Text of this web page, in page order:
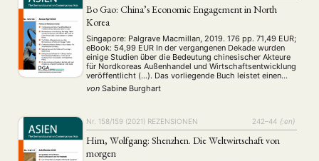
Bo Gao: China’s Economic Engagement in North
Korea
Singapore: Palgrave Macmillan, 2019. 176 pp. 71,49 EUR;
eBook: 54,99 EUR In der vergangenen Dekade wurden
einige Studien über die Bedeutung chinesischer Akteure
für Nordkoreas Außenhandel und Wirtschaftsentwicklung
veröffentlicht (…). Das vorliegende Buch leistet einen
weiteren, kleinen Beitrag zur wissenschaftlichen
Auseinandersetzung aus chinesischer Perspektive. Im
von Sabine Burghart
Nr. 158/159 (2021) REZENSIONEN 242–44 {:en}
Hirn, Wolfgang: Shenzhen. Die Weltwirtschaft von
morgen